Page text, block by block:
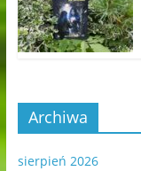
Archiwa
sierpień 2026